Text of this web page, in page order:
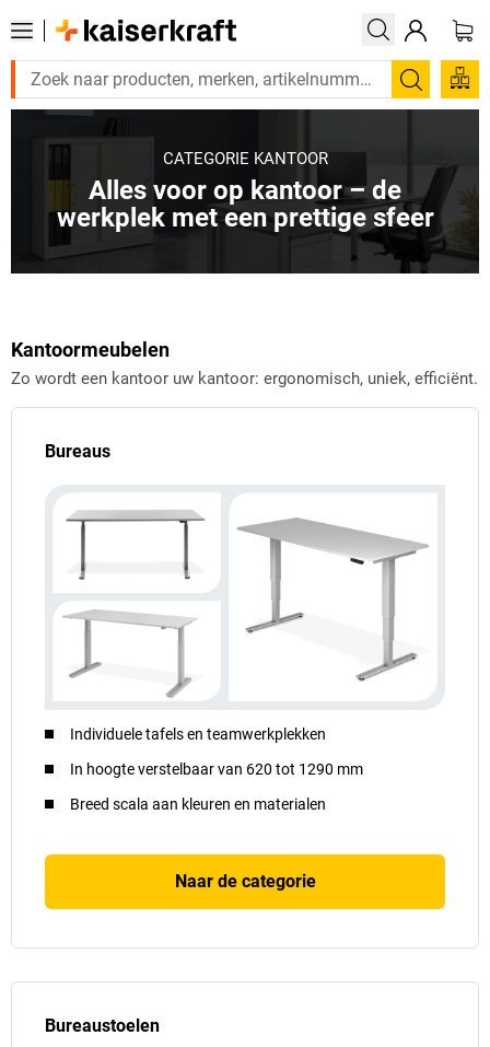
Zoeken
CATEGORIE KANTOOR
Alles voor op kantoor – de
werkplek met een prettige sfeer
Kantoormeubelen
Zo wordt een kantoor uw kantoor: ergonomisch, uniek, efficiënt.
Bureaus
Individuele tafels en teamwerkplekken
In hoogte verstelbaar van 620 tot 1290 mm
Breed scala aan kleuren en materialen
Naar de categorie
Bureaustoelen